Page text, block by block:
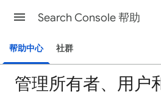
Search Console 帮助
帮助中心 社群
管理所有者、用户